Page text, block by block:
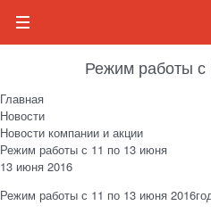
Режим работы
Главная
Новости
Новости компании и акции
Режим работы с 11 по 13 июня
13 июня 2016
Режим работы с 11 по 13 июня